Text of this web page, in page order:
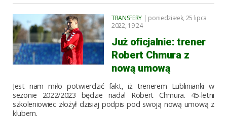
TRANSFERY | poniedziałek, 25 lipca
2022, 19:24
Już oficjalnie: trener
Robert Chmura z
nową umową
Jest nam miło potwierdzić fakt, iż trenerem Lublinianki w
sezonie 2022/2023 będzie nadal Robert Chmura. 45-letni
szkoleniowiec złożył dzisiaj podpis pod swoją nową umową z
klubem.